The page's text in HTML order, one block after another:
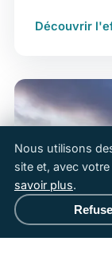
Découvrir
Appeler
Nous utilisons
site et, avec
savoir plus.